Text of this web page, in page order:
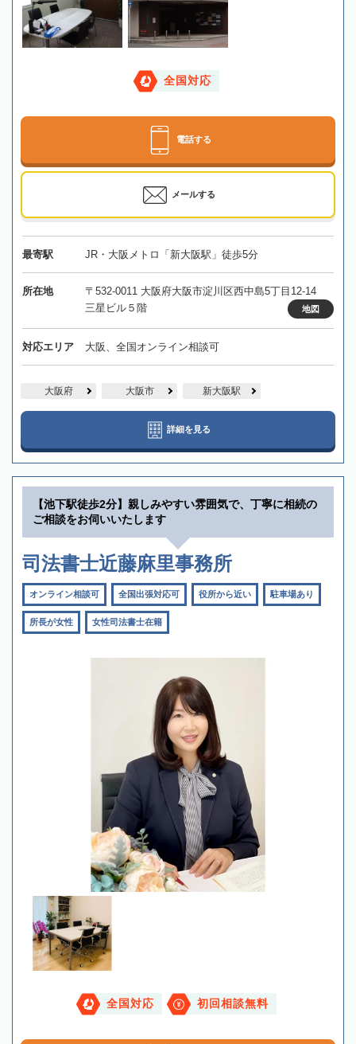
全国対応
電話する
メールする
最寄駅 JR・大阪メトロ「新大阪駅」徒歩5分
所在地
〒532-0011 大阪府大阪市淀川区西中島5丁目12-14
三星ビル５階
地図
対応エリア 大阪、全国オンライン相談可
大阪府 大阪市 新大阪駅
詳細を見る
【池下駅徒歩2分】親しみやすい雰囲気で、丁寧に相続の
ご相談をお伺いいたします
司法書士近藤麻里事務所
オンライン相談可 全国出張対応可 役所から近い 駐車場あり
所長が女性 女性司法書士在籍
全国対応 初回相談無料